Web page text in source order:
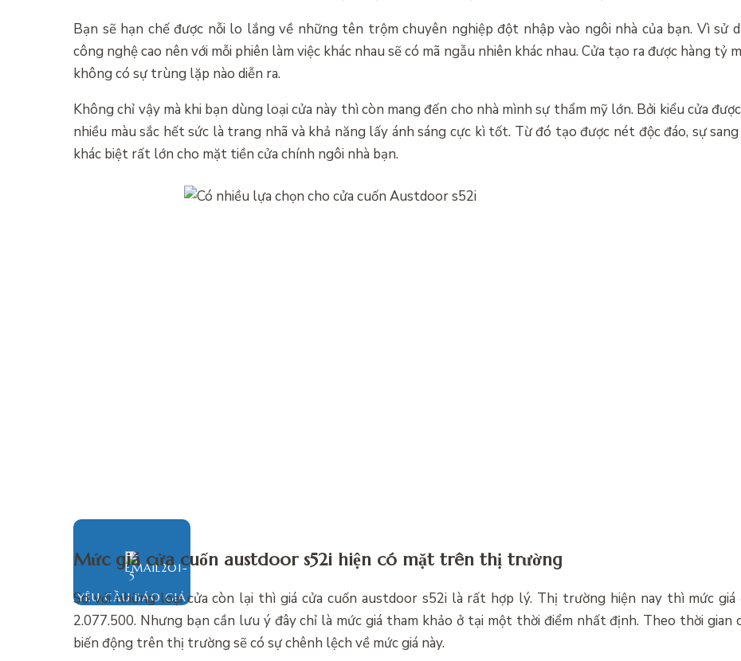
Bạn sẽ hạn chế được nỗi lo lắng về những tên trộm chuyên nghiệp đột nhập vào ngôi nhà của bạn. Vì sử
công nghệ cao nên với mỗi phiên làm việc khác nhau sẽ có mã ngẫu nhiên khác nhau. Cửa tạo ra được hàng tỷ
không có sự trùng lặp nào diễn ra.
Không chỉ vậy mà khi bạn dùng loại cửa này thì còn mang đến cho nhà mình sự thẩm mỹ lớn. Bởi kiểu cửa
nhiều màu sắc hết sức là trang nhã và khả năng lấy ánh sáng cực kì tốt. Từ đó tạo được nét độc đáo, sự
khác biệt rất lớn cho mặt tiền cửa chính ngôi nhà bạn.
YÊU CẦU BÁO GIÁ
Mức giá cửa cuốn austdoor s52i hiện có mặt trên thị trường
So với những loại cửa còn lại thìgiá cửa cuốn austdoor s52i là rất hợp lý. Thị trường hiện nay thì mức giá
2.077.500. Nhưng bạn cần lưu ý đây chỉ là mức giá tham khảo ở tại một thời điểm nhất định. Theo thời gian
biến động trên thị trường sẽ có sự chênh lệch về mức giá này.